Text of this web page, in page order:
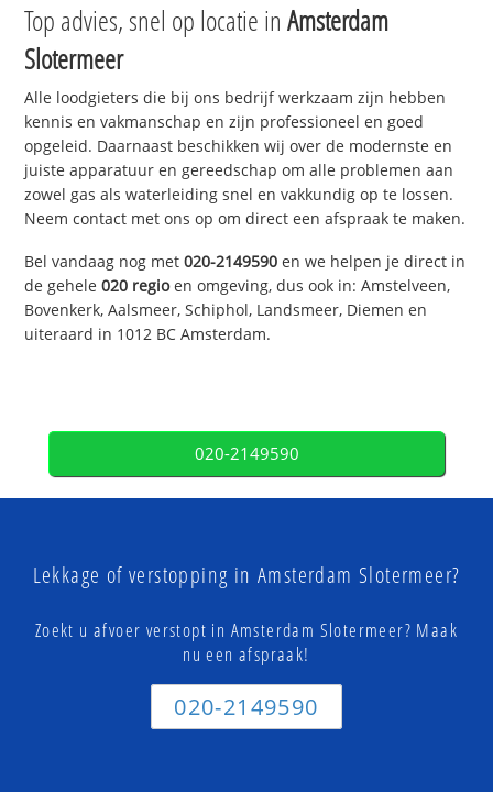
Top advies, snel op locatie inAmsterdam
Slotermeer
Alle loodgieters die bij ons bedrijf werkzaam zijn hebben
kennis en vakmanschap en zijn professioneel en goed
opgeleid. Daarnaast beschikken wij over de modernste en
juiste apparatuur en gereedschap om alle problemen aan
zowel gas als waterleiding snel en vakkundig op te lossen.
Neem contact met ons op om direct een afspraak te maken.
Bel vandaag nog met020-2149590 en we helpen je direct in
de gehele020 regioen omgeving, dus ook in: Amstelveen,
Bovenkerk, Aalsmeer, Schiphol, Landsmeer, Diemen en
uiteraard in 1012 BC Amsterdam.
020-2149590
Lekkage of verstopping in Amsterdam Slotermeer?
Zoekt u afvoer verstopt in Amsterdam Slotermeer? Maak
nu een afspraak!
020-2149590